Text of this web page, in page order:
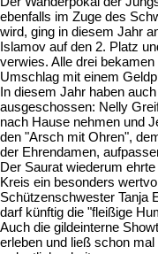
ebenfalls im Zuge des
wird, ging in diesem Jahr
Islamov auf den 2. Platz
verwies. Alle drei
Umschlag mit einem
In diesem Jahr haben
ausgeschossen: Nelly
nach Hause nehmen und
den "Arsch mit Ohren",
der Ehrendamen,
Der Saurat wiederum
Kreis ein besonders
Schützenschwester Tanja
darf künftig die "fleißige
Auch die gildeinterne
erleben und ließ schon